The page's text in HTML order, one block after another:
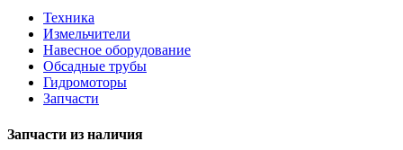
Техника
Измельчители
Навесное оборудование
Обсадные трубы
Гидромоторы
Запчасти
Запчасти из наличия